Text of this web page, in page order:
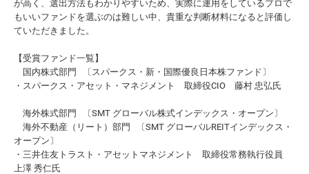
が高く、選出方法もわかりやすいため、実際に運用をしているプロで
もいいファンドを選ぶのは難しい中、貴重な判断材料になると評価し
ていただきました。
【受賞ファンド一覧】
国内株式部門 〔スパークス・新・国際優良日本株ファンド〕
・スパークス・アセット・マネジメント 取締役CIO 藤村 忠弘氏
海外株式部門 〔SMT グローバル株式インデックス・オープン〕
海外不動産（リート）部門 〔SMT グローバルREITインデックス・
オープン〕
・三井住友トラスト・アセットマネジメント 取締役常務執行役員
上澤 秀仁氏